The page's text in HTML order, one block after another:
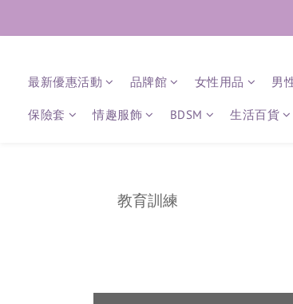
最新優惠活動 品牌館 女性用品 男
保險套 情趣服飾 BDSM 生活百貨
教育訓練